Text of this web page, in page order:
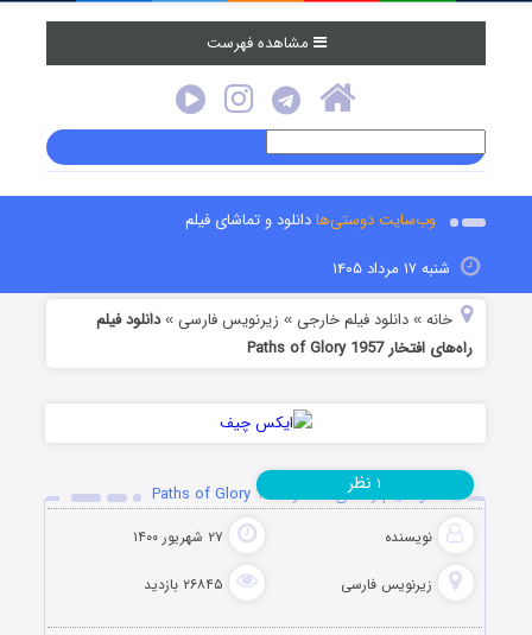
مشاهده فهرست
وب‌سایت دوستی‌هادانلود و تماشای فیلم
شنبه ۱۷ مرداد ۱۴۰۵
خانه »دانلود فیلم خارجی » زیرنویس فارسی »دانلود فیلم
راه‌های افتخار Paths of Glory 1957
دانلود فیلم راه‌های افتخار Paths of Glory 1957
نویسنده ۲۷ شهریور ۱۴۰۰
زیرنویس فارسی ۲۶۸۴۵ بازدید
۱ نظر